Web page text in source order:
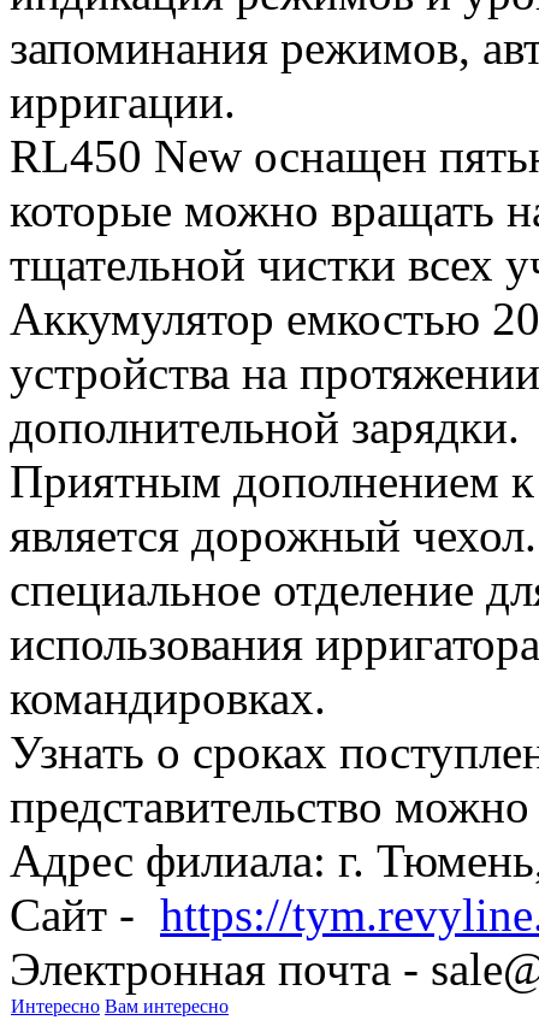
запоминания режимов,
ирригации.
RL450 New оснащен
которые можно вращать
тщательной чистки всех
Аккумулятор емкостью
устройства на
дополнительной зарядки.
Приятным дополнением к
является дорожный
специальное отделение
использования
командировках.
Узнать о сроках
представительство
Адрес филиала: г.
Сайт - https://
Электронная почта -
Интересно Вам интересно